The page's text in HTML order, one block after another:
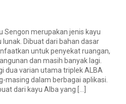
Sengon merupakan jenis kayu
Dibuat dari bahan dasar
untuk penyekat ruangan,
dan masih banyak lagi.
dua varian utama triplek ALBA
masing dalam berbagai aplikasi.
dari kayu Alba yang […]